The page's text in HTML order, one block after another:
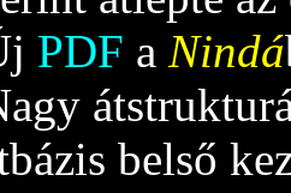
PDF a Nindá
belső